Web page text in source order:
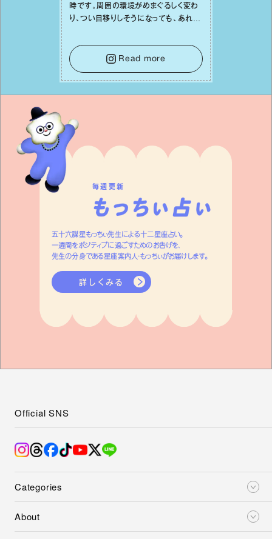
時です。周囲の環境がめまぐるしく変わ
り、つい⽬移りしそうになっても、あれこ
をそっと⼿放し、⽬の前のことに集中しま
しょう。そのブレない決意が、あなたにと
って有意義で安定した成果を引き寄せま
す。
Read more
毎週更新
五十六謀星もっちぃ先生による十二星座占い。
一週間をポジティブに過ごすためのお告げを、
先生の分身である星座案内人・もっちぃがお届けします。
詳しくみる
Categories
About
Official SNS